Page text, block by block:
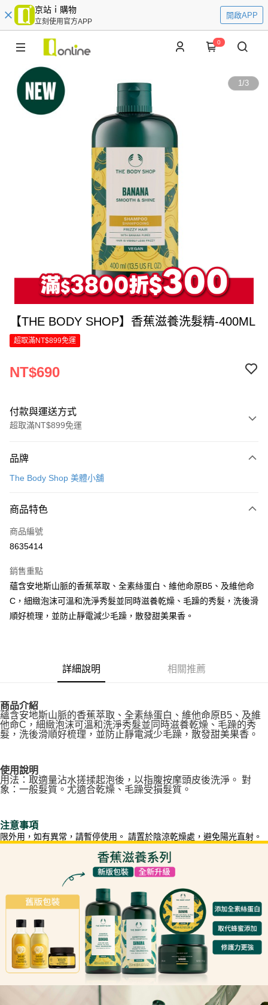
京站ｉ購物
立刻使用官方APP
開啟APP
0
1/3
【THE BODY SHOP】香蕉滋養洗髮精-400ML
超取滿NT$899免運
NT$690
付款與運送方式
超取滿NT$899免運
信用卡一次付款
Apple Pay
街口支付
Google Pay
全盈+PAY
大哥付你分期
2.付款方式選擇「大哥付你分期」，訂單成立後會自動跳轉到大哥付的交易
流程，驗證手機門號後，選擇欲分期的期數、繳款截止日，確認付款後即完
3.實際核准額度、可分期數及費用金額請依後續交易確認頁面所載為準。
4.訂單成立30分鐘內，如未前往確認交易或遇審核未通過，訂單將自動取
消。如遇「轉專審核」未通過狀況，表示未達大哥付你分期系統評分，恕無
法說明評估內容。
醒簡訊。
2.透過簡訊連結打開帳單後，可選擇「超商條碼／台灣大直營門市／銀行轉
帳／街口支付／iPASS MONEY」等通路繳費。
1.本服務係由「台灣大哥大股份有限公司」（以下簡稱本公司）所提供，讓
用戶於交易時，得透過本服務購買商品或服務，並由商店將買賣／分期付款
買賣價金債權讓與本公司後，依約使用本公司帳單繳交帳款。
2.基於同意付款使用「大哥付你分期」之契約關係目的，商店將以您的個人
資料（包含姓名、電話或地址）提供予台灣大哥大進項蒐集、處理及利用，
由本公司與您本人進行分期帳單所需資料之確認、核對及更正。
3.完整用戶服務條款，請詳閱以下連結：
https://oppay.tw/userRule
便利好安心！
１．簡單：不需註冊會員、不需綁卡、不需儲值。
２．便利：只要手機號碼，簡訊認證，即可結帳。
３．安心：先確認商品／服務後，再付款。
１．於結帳方式選擇「AFTEE先享後付」後，將跳轉至「AFTEE先享後付」
結帳頁面，進行簡訊認證並確認金額後，即可完成結帳。
２．訂單成立數日內，您將收到繳費通知簡訊。
※ 請注意：結帳手續完成當下不需立刻繳費，但若您需要取消訂單，請聯絡
購買商品的店家。未經商家同意取消之訂單仍視為有效，需透過AFTEE先享
※ 交易是否成功請以「AFTEE先享後付 」之結帳頁面顯示為準，若有關於
是否繳費成功／繳費後需取消欲退款等相關疑問，請聯繫「AFTEE先享後付
客戶支援中心」https://netprotections.freshdesk.com/support/home
【注意事項】
１．透過由恩沛科技股份有限公司提供之「AFTEE先享後付」服務完成之交
易，需依本服務之必要範圍內提供個人資料，並將交易相關給付款項請求債
權轉讓予恩沛科技股份有限公司。
２．關於個人資料處理事宜，請瀏覽以下網址：
https://aftee.tw/terms/#terms3
３．未成年的使用者請事先徵得法定代理人或監護人之同意方可使用
「AFTEE先享後付」，若未經同意申辦者引起之損失，本公司不負相關責
４．使用「AFTEE先享後付」時，將依據個別帳號之用戶狀況，依本公司即
運送方式
付款後7-11取貨
宅配
每筆NT$100，滿NT$1,000(含以上)免運費
京站台北店客服中心(1F星巴克旁) 即日起不提供京站紙袋，取件時
請自備購物袋，若需購買紙袋可現場詢問
品牌
The Body Shop 美體小舖
商品特色
商品編號
8635414
銷售重點
蘊含安地斯山脈的香蕉萃取、全素絲蛋白、維他命原B5、及維他命
C，細緻泡沫可溫和洗淨秀髮並同時滋養乾燥、毛躁的秀髮，洗後滑
順好梳理，並防止靜電減少毛躁，散發甜美果香。
詳細說明 相關推薦
商品介紹
蘊含安地斯山脈的香蕉萃取、全素絲蛋白、維他命原B5、及維
他命C，細緻泡沫可溫和洗淨秀髮並同時滋養乾燥、毛躁的秀
髮，洗後滑順好梳理，並防止靜電減少毛躁，散發甜美果香。
使用說明
用法：取適量沾水搓揉起泡後，以指腹按摩頭皮後洗淨。 對
象：一般髮質。尤適合乾燥、毛躁受損髮質。
注意事項
限外用，如有異常，請暫停使用。 請置於陰涼乾燥處，避免陽光直射。